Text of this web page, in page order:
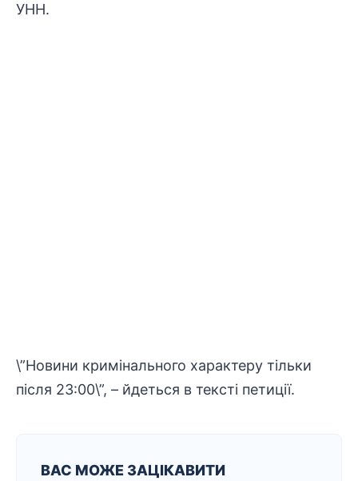
УНН.
\”Новини кримінального характеру тільки
після 23:00\”, – йдеться в тексті петиції.
ВАС МОЖЕ ЗАЦІКАВИТИ